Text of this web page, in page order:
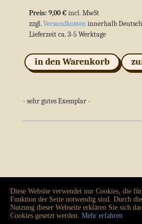
Preis: 9,00 € incl. MwSt
zzgl. Versandkosteninnerhalb
Lieferzeit ca. 3-5 Werktage
in den Warenkorb
- sehr gutes Exemplar -
Vertrag widerrufen AGB-
Impressum
Diese Website verwendet nur Cookies, die
Funktion der Seite notwendig sind. Durch die
Nutzung dieser Webseite erklären Sie sich
Cookies gesetzt werden. Mehr erfahren